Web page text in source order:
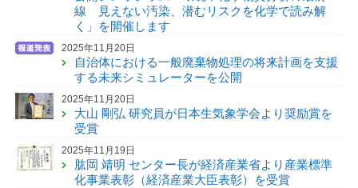
線 見えない汚染、潜むリスクを化学で読み解
く」を開催します
2025年11月20日
自治体における一般廃棄物処理の将来計画を支援
する未来シミュレーターを公開
2025年11月20日
大山 剛弘 研究員が日本生気象学会より奨励賞を
受賞
2025年11月19日
肱岡 靖明 センター長が経済産業省より産業標準
化事業表彰（経済産業大臣表彰）を受賞